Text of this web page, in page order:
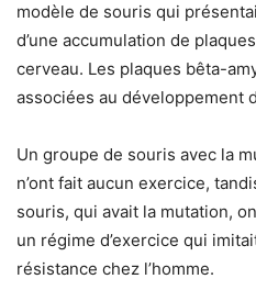
modèle de souris qui
d’une accumulation de
cerveau. Les plaques bêta-
associées au développement
Un groupe de souris avec la
n’ont fait aucun exercice,
souris, qui avait la mutation,
un régime d’exercice qui
résistance chez l’homme.